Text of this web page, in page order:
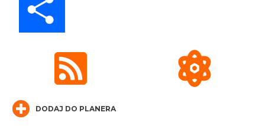
Fajer Festiwal 2026
2026-08-28
DODAJ DO PLANERA